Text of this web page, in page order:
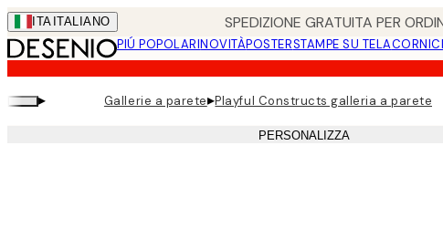
Skip
to
main
content.
ITA ITALIANO SPEDIZIONE GRATUITA PER
PIÚ POPOLARINOVITÀPOSTERSTAMPE SU TELA
▸ Gallerie a parete▸Playful Constructs galleria a parete
PERSONALIZZA